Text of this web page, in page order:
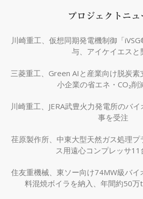
プロジェクトニュ
川崎重工、仮想同期発電機制御「
与、アイケイエスと
三菱重工、Green AIと産業向け脱炭
小企業の省エネ・CO₂削
川崎重工、JERA武豊火力発電所のバ
事を受注
荏原製作所、中東大型天然ガス処理
ス用遠心コンプレッサ11
住友重機械、東ソー向け74MW級バイ
料混焼ボイラを納入、年間約50万